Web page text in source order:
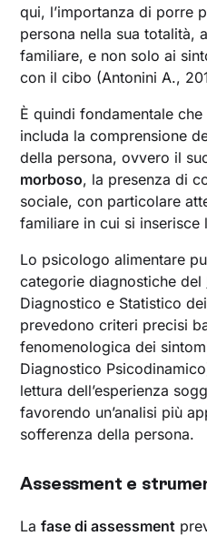
qui, l’importanza di porre
persona nella sua totalità,
familiare, e non solo ai
con il cibo (Antonini A.,
È quindi fondamentale
includa la comprensione
della persona, ovvero il
morboso, la presenza di
sociale, con particolare
familiare in cui si inserisce
Lo psicologo alimentare
categorie diagnostiche del
Diagnostico e Statistico
prevedono criteri precisi
fenomenologica dei
Diagnostico
lettura dell’esperienza
favorendo un’analisi più
sofferenza della persona.
Assessment e
Lafase di assessment